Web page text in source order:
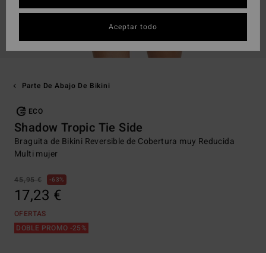
Parte De Abajo De Bikini
ECO
Shadow Tropic Tie Side
Braguita de Bikini Reversible de Cobertura muy Reducida
Multi mujer
45,95 € 63%
17,23 €
OFERTAS
DOBLE PROMO -25%
Aceptar todo